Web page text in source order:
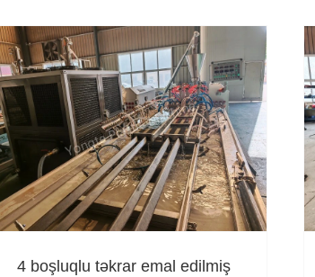
4 boşluqlu təkrar emal edilmiş